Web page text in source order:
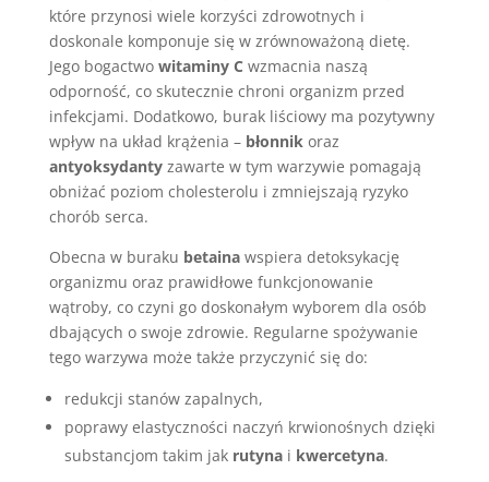
które przynosi wiele korzyści zdrowotnych i
doskonale komponuje się w zrównoważoną dietę.
Jego bogactwo witaminy C wzmacnia naszą
odporność, co skutecznie chroni organizm przed
infekcjami. Dodatkowo, burak liściowy ma pozytywny
wpływ na układ krążenia – błonnikoraz
antyoksydantyzawarte w tym warzywie pomagają
obniżać poziom cholesterolu i zmniejszają ryzyko
chorób serca.
Obecna w buraku betainawspiera detoksykację
organizmu oraz prawidłowe funkcjonowanie
wątroby, co czyni go doskonałym wyborem dla osób
dbających o swoje zdrowie. Regularne spożywanie
tego warzywa może także przyczynić się do:
redukcji stanów zapalnych,
poprawy elastyczności naczyń krwionośnych dzięki
substancjom takim jak rutynai kwercetyna.